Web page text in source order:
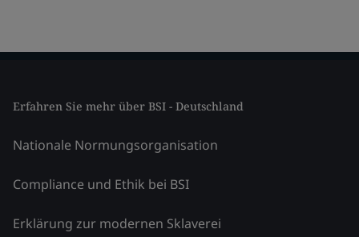
Erfahren Sie mehr über BSI - Deutschland
Nationale Normungsorganisation
Compliance und Ethik bei BSI
Erklärung zur modernen Sklaverei